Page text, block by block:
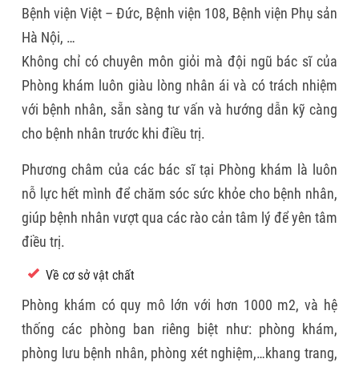
Bệnh viện Việt – Đức, Bệnh viện 108, Bệnh viện Phụ sản
Hà Nội, …
Không chỉ có chuyên môn giỏi mà đội ngũ bác sĩ của
Phòng khám luôn giàu lòng nhân ái và có trách nhiệm
với bệnh nhân, sẵn sàng tư vấn và hướng dẫn kỹ càng
cho bệnh nhân trước khi điều trị.
Phương châm của các bác sĩ tại Phòng khám là luôn
nỗ lực hết mình để chăm sóc sức khỏe cho bệnh nhân,
giúp bệnh nhân vượt qua các rào cản tâm lý để yên tâm
điều trị.
Về cơ sở vật chất
Phòng khám có quy mô lớn với hơn 1000 m2, và hệ
thống các phòng ban riêng biệt như: phòng khám,
phòng lưu bệnh nhân, phòng xét nghiệm,…khang trang,